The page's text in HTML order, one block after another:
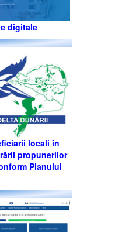
digitale
locali în
propunerilor
Planului